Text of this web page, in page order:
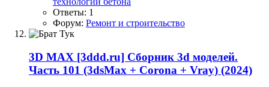
Ответы: 1
Форум: Ремонт и строительство
3D MAX [3ddd.ru] Сборник 3d моделей.
Часть 101 (3dsMax + Corona + Vray) (2024)